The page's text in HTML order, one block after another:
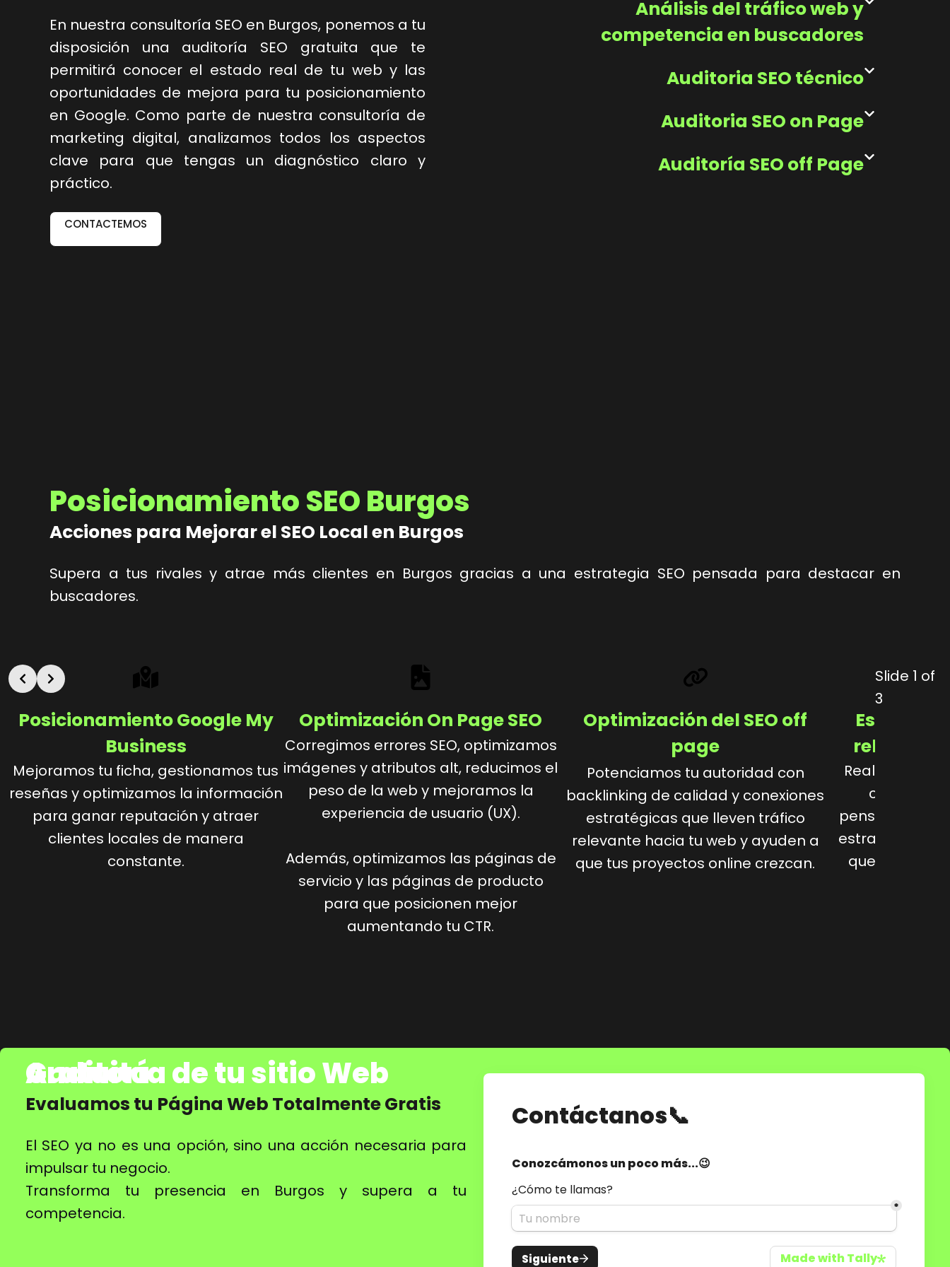
En nuestra consultoría SEO en Burgos, ponemos a tu
disposición una auditoría SEO gratuita que te
permitirá conocer el estado real de tu web y las
oportunidades de mejora para tu posicionamiento
en Google. Como parte de nuestra consultoría de
marketing digital, analizamos todos los aspectos
clave para que tengas un diagnóstico claro y
práctico.
CONTACTEMOS
Análisis del tráfico web y
competencia en buscadores
Auditoria SEO técnico
Auditoria SEO on Page
Auditoría SEO off Page
Posicionamiento SEO Burgos
Acciones para Mejorar el SEO Local en Burgos
Supera a tus rivales y atrae más clientes en Burgos gracias a una estrategia SEO pensada para destacar en
buscadores.
Posicionamiento Google My
Business
Mejoramos tu ficha, gestionamos tus
reseñas y optimizamos la información
para ganar reputación y atraer
clientes locales de manera
constante.
Optimización On Page SEO
Corregimos errores SEO, optimizamos
imágenes y atributos alt, reducimos el
peso de la web y mejoramos la
experiencia de usuario (UX).
Además, optimizamos las páginas de
servicio y las páginas de producto
para que posicionen mejor
aumentando tu CTR.
Optimización del SEO off
page
Potenciamos tu autoridad con
backlinking de calidad y conexiones
estratégicas que lleven tráfico
relevante hacia tu web y ayuden a
que tus proyectos online crezcan.
Realizamos
clave y
pensados
estratégicas y
que atraigan
Slide 1 of
3
Auditoría de tu sitio Web Gratuita
Evaluamos tu Página Web Totalmente Gratis
El SEO ya no es una opción, sino una acción necesaria para
impulsar tu negocio.
Transforma tu presencia en Burgos y supera a tu
competencia.